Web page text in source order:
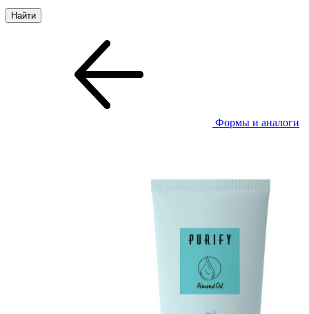
Формы и аналоги